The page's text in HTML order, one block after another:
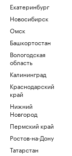
Екатеринбург
Новосибирск
Омск
Башкортостан
Вологодская
область
Калининград
Краснодарский
край
Нижний
Новгород
Пермский край
Ростов-на-Дону
Татарстан